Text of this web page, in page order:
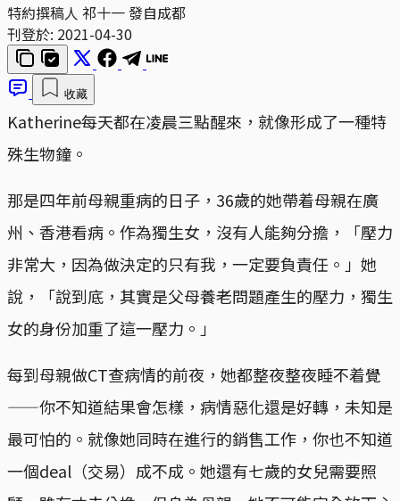
特約撰稿人 祁十一 發自成都
刊登於: 2021-04-30
收藏
Katherine每天都在凌晨三點醒來，就像形成了一種特
殊生物鐘。
那是四年前母親重病的日子，36歲的她帶着母親在廣
州、香港看病。作為獨生女，沒有人能夠分擔，「壓力
非常大，因為做決定的只有我，一定要負責任。」她
說，「說到底，其實是父母養老問題產生的壓力，獨生
女的身份加重了這一壓力。」
每到母親做CT查病情的前夜，她都整夜整夜睡不着覺
——你不知道結果會怎樣，病情惡化還是好轉，未知是
最可怕的。就像她同時在進行的銷售工作，你也不知道
一個deal（交易）成不成。她還有七歲的女兒需要照